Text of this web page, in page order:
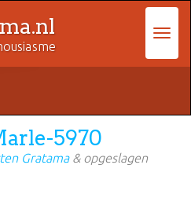
5970
Gratama &opgeslagen